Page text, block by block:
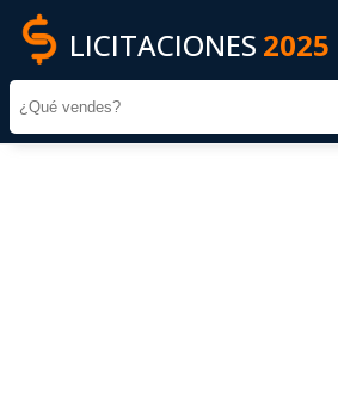
LICITACIONES 2025